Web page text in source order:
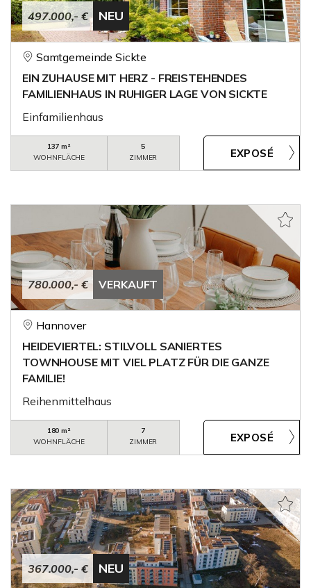
497.000,- € NEU
Samtgemeinde Sickte
EIN ZUHAUSE MIT HERZ - FREISTEHENDES
FAMILIENHAUS IN RUHIGER LAGE VON SICKTE
Einfamilienhaus
137 m²
WOHNFLÄCHE
5
ZIMMER
780.000,- € VERKAUFT
Hannover
HEIDEVIERTEL: STILVOLL SANIERTES
TOWNHOUSE MIT VIEL PLATZ FÜR DIE GANZE
FAMILIE!
Reihenmittelhaus
180 m²
WOHNFLÄCHE
7
ZIMMER
367.000,- € NEU